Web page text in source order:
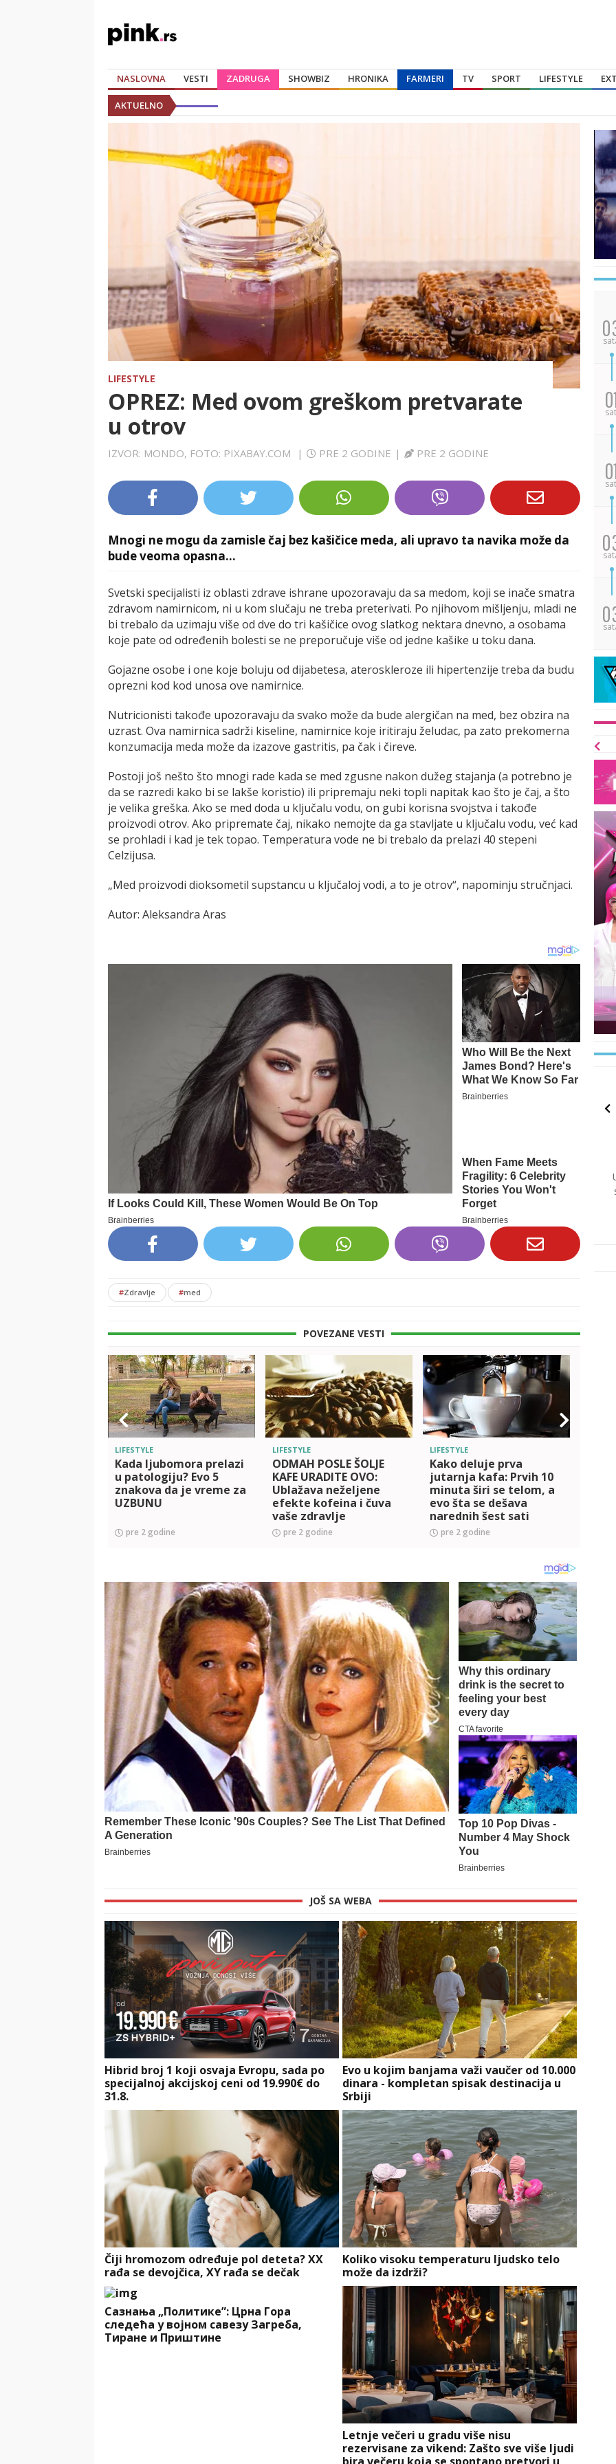
NASLOVNA VESTI ZADRUGA SHOWBIZ HRONIKA FARMERI TV SPORT LIFESTYLE
AKTUELNO
LIFESTYLE
OPREZ: Med ovom greškom pretvarate
u otrov
IZVOR: MONDO, FOTO: PIXABAY.COM | PRE 2 GODINE | PRE 2 GODINE
Mnogi ne mogu da zamisle čaj bez kašičice meda, ali upravo ta navika može da
bude veoma opasna…
Svetski specijalisti iz oblasti zdrave ishrane upozoravaju da sa medom, koji se inače smatra
zdravom namirnicom, ni u kom slučaju ne treba preterivati. Po njihovom mišljenju, mladi ne
bi trebalo da uzimaju više od dve do tri kašičice ovog slatkog nektara dnevno, a osobama
koje pate od određenih bolesti se ne preporučuje više od jedne kašike u toku dana.
Gojazne osobe i one koje boluju od dijabetesa, ateroskleroze ili hipertenzije treba da budu
oprezni kod kod unosa ove namirnice.
Nutricionisti takođe upozoravaju da svako može da bude alergičan na med, bez obzira na
uzrast. Ova namirnica sadrži kiseline, namirnice koje iritiraju želudac, pa zato prekomerna
konzumacija meda može da izazove gastritis, pa čak i čireve.
Postoji još nešto što mnogi rade kada se med zgusne nakon dužeg stajanja (a potrebno je
da se razredi kako bi se lakše koristio) ili pripremaju neki topli napitak kao što je čaj, a što
je velika greška. Ako se med doda u ključalu vodu, on gubi korisna svojstva i takođe
proizvodi otrov. Ako pripremate čaj, nikako nemojte da ga stavljate u ključalu vodu, već kad
se prohladi i kad je tek topao. Temperatura vode ne bi trebalo da prelazi 40 stepeni
Celzijusa.
„Med proizvodi dioksometil supstancu u ključaloj vodi, a to je otrov“, napominju stručnjaci.
Autor: Aleksandra Aras
#Zdravlje #med
POVEZANE VESTI
LIFESTYLE
Kada ljubomora prelazi
u patologiju? Evo 5
znakova da je vreme za
UZBUNU
pre 2 godine
LIFESTYLE
ODMAH POSLE ŠOLJE
KAFE URADITE OVO:
Ublažava neželjene
efekte kofeina i čuva
vaše zdravlje
pre 2 godine
LIFESTYLE
Kako deluje prva
jutarnja kafa: Prvih 10
minuta širi se telom, a
evo šta se dešava
narednih šest sati
pre 2 godine
JOŠ SA WEBA
Hibrid broj 1 koji osvaja Evropu, sada po
specijalnoj akcijskoj ceni od 19.990€ do
31.8.
Evo u kojim banjama važi vaučer od 10.000
dinara - kompletan spisak destinacija u
Srbiji
Čiji hromozom određuje pol deteta? XX
rađa se devojčica, XY rađa se dečak
Koliko visoku temperaturu ljudsko telo
može da izdrži?
Сазнања „Политике”: Црна Гора
следећа у војном савезу Загреба,
Тиране и Приштине
Letnje večeri u gradu više nisu
rezervisane za vikend: Zašto sve više ljudi
sat
sat